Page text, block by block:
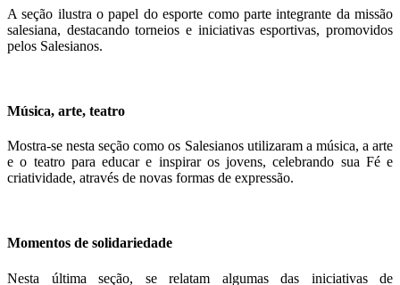
A seção ilustra o papel do esporte como parte integrante da missão
salesiana, destacando torneios e iniciativas esportivas, promovidos
pelos Salesianos.
Música, arte, teatro
Mostra-se nesta seção como os Salesianos utilizaram a música, a arte
e o teatro para educar e inspirar os jovens, celebrando sua Fé e
criatividade, através de novas formas de expressão.
Momentos de solidariedade
Nesta última seção, se relatam algumas das iniciativas de